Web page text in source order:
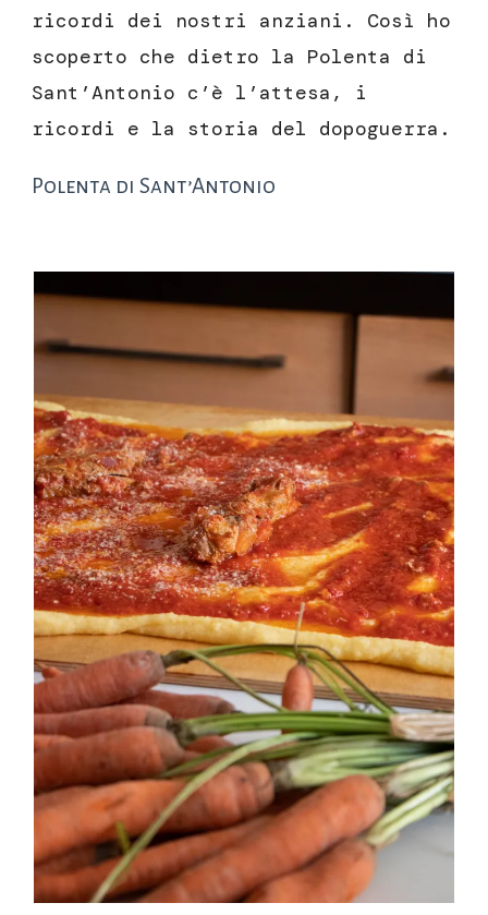
ricordi dei nostri anziani. Così ho
scoperto che dietro la Polenta di
Sant’Antonio c’è l’attesa, i
ricordi e la storia del dopoguerra.
Polenta di Sant’Antonio